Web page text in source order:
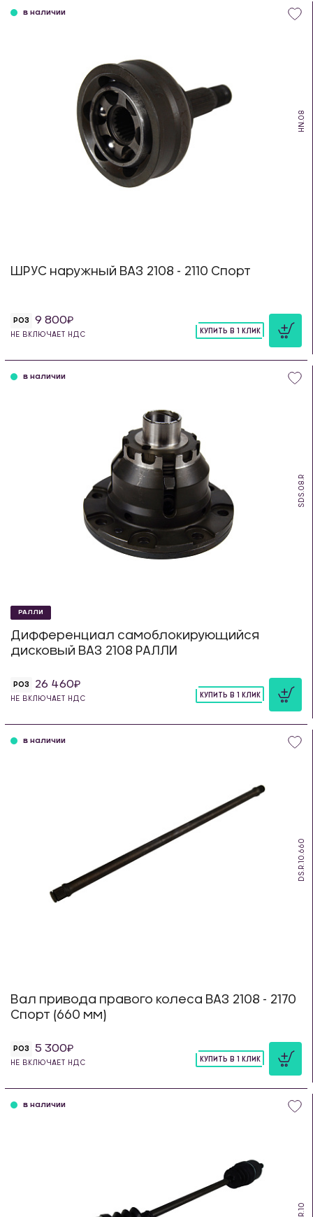
HN.08
в наличии
ШРУС наружный ВАЗ 2108 - 2110 Спорт
РОЗ 9 800
НЕ ВКЛЮЧАЕТ НДС
КУПИТЬ В 1 КЛИК
SDS.08.R
в наличии
РАЛЛИ
Дифференциал самоблокирующийся
дисковый ВАЗ 2108 РАЛЛИ
РОЗ 26 460
НЕ ВКЛЮЧАЕТ НДС
КУПИТЬ В 1 КЛИК
DS.R.10.660
в наличии
Вал привода правого колеса ВАЗ 2108 - 2170
Спорт (660 мм)
РОЗ 5 300
НЕ ВКЛЮЧАЕТ НДС
КУПИТЬ В 1 КЛИК
в наличии